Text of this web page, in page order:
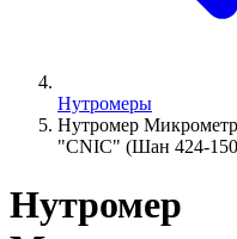
Нутромеры
Нутромер
"CNIC" (Шан 424-
Нутромер